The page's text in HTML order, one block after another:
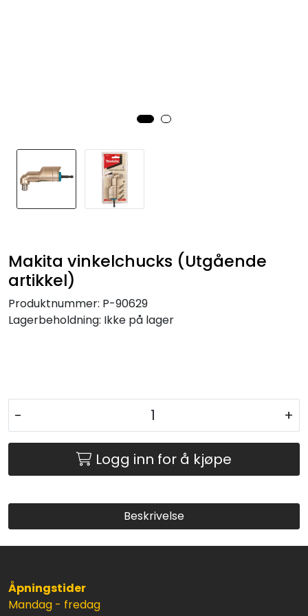
Makita vinkelchucks (Utgående
artikkel)
Produktnummer: P-90629
Lagerbeholdning: Ikke på lager
- +
Logg inn for å kjøpe
Beskrivelse
Åpningstider
Mandag - fredag